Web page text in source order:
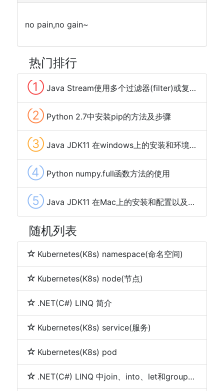
no pain,no gain~
热门排行
① Java Stream使用多个过滤器(filter)或复杂条件方法用法及简单写法代码
② Python 2.7中安装pip的方法及步骤
③ Java JDK11 在windows上的安装和环境变量配置
④ Python numpy.full函数方法的使用
⑤ Java JDK11 在Mac上的安装和配置以及JDK多个版本之间切换
随机列表
Kubernetes(K8s) namespace(命名空间)
Kubernetes(K8s) node(节点)
.NET(C#) LINQ 简介
Kubernetes(K8s) service(服务)
Kubernetes(K8s) pod
.NET(C#) LINQ 中join、into、let和group by的使用